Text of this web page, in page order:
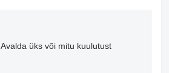
Avalda üks või mitu kuulutust